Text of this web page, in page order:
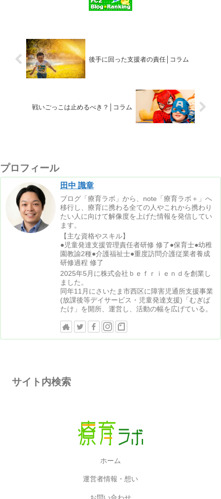
後手に回った支援者の責任│コラム
戦いごっこは止めるべき？│コラム
プロフィール
田中 識章
ブログ「療育ラボ」から、note「療育ラボ＋」へ
移行し、療育に携わる全ての人やこれから携わり
たい人に向けて解像度を上げた情報を発信してい
ます。
【主な資格やスキル】
●児童発達支援管理責任者研修 修了●保育士●幼稚
園教諭2種●介護福祉士●重度訪問介護従業者養成
研修過程 修了
2025年5月に株式会社ｂｅｆｒｉｅｎｄを創業し
ました。
同年11月にさいたま市西区に障害児通所支援事業
(放課後等デイサービス・児童発達支援)「むぎば
たけ」を開所、運営し、活動の幅を広げている。
サイト内検索
ホーム
運営者情報・想い
お問い合わせ